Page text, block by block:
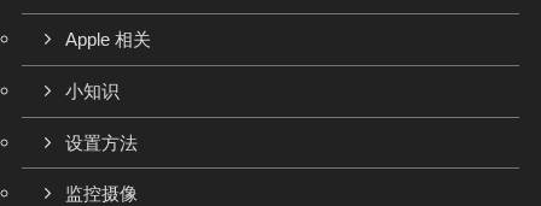
Apple 相关
小知识
设置方法
监控摄像